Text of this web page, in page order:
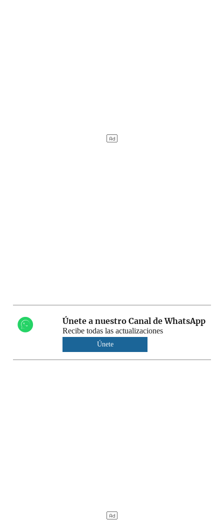
Únete a nuestro Canal de WhatsApp
Recibe todas las actualizaciones
Únete